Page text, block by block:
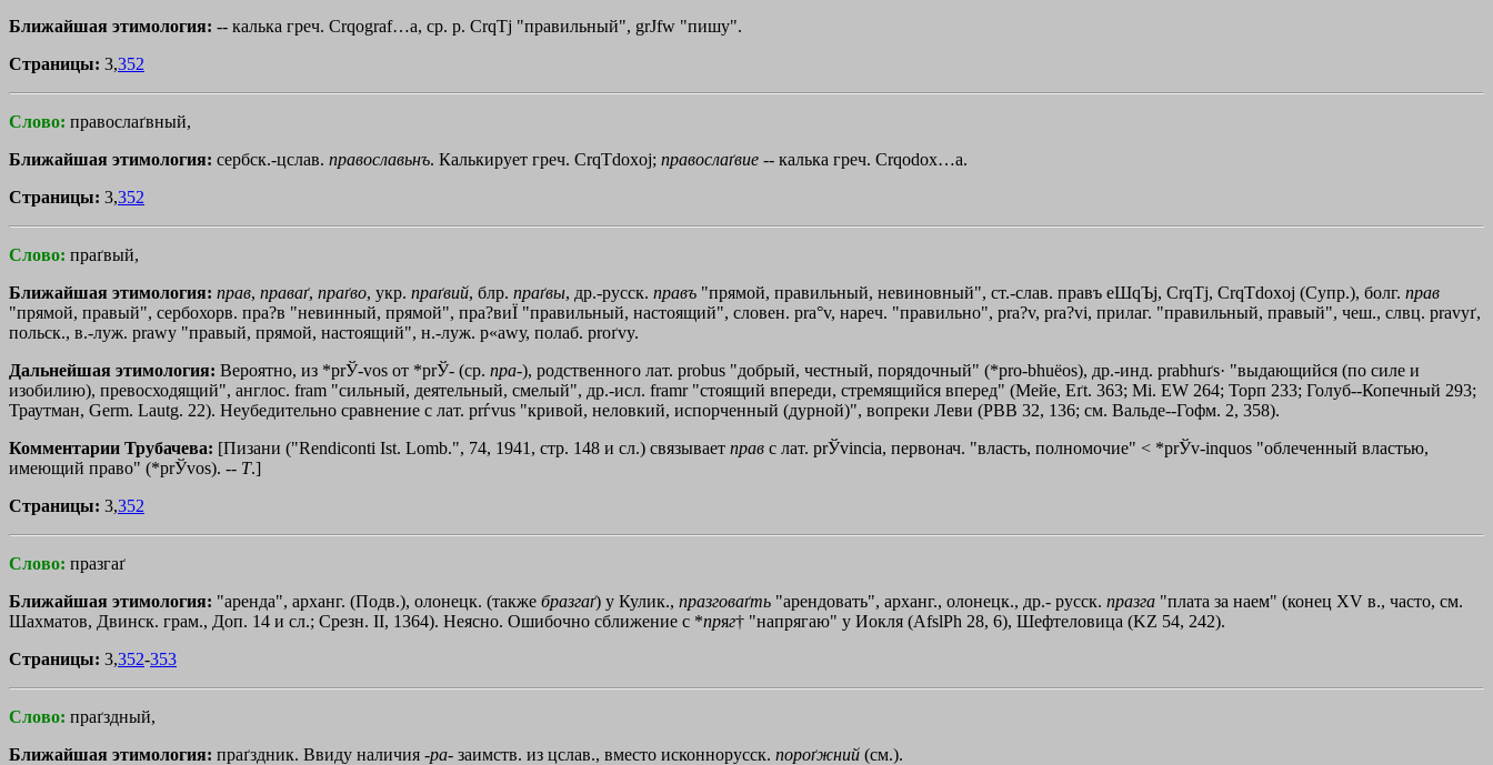
Ближайшая этимология: -- калька греч. Сrqograf…a, ср. р. СrqТj "правильный", grЈfw "пишу".
Страницы: 3,352
Слово: правослаґвный,
Ближайшая этимология: сербск.-цслав. православьнъ. Калькирует греч. СrqТdoxoj; правослаґвие -- калька греч. Сrqodox…a.
Страницы: 3,352
Слово: праґвый,
Ближайшая этимология: прав, праваґ, праґво, укр. праґвий, блр. праґвы, др.-русск. правъ "прямой, правильный, невиновный", ст.-слав. правъ eШqЪj, СrqТj, СrqТdoxoj (Супр.), болг. прав
"прямой, правый", сербохорв. пра?в "невинный, прямой", пра?виЇ "правильный, настоящий", словен. pra°v, нареч. "правильно", рrа?v, pra?vi, прилаг. "правильный, правый", чеш., слвц. pravyґ,
польск., в.-луж. рrаwу "правый, прямой, настоящий", н.-луж. р«аwу, полаб. proґvy.
Дальнейшая этимология: Вероятно, из *рrЎ-vоs от *рrЎ- (ср. пра-), родственного лат. probus "добрый, честный, порядочный" (*pro-bhuёos), др.-инд. prabhuґs· "выдающийся (по силе и
изобилию), превосходящий", англос. fram "сильный, деятельный, смелый", др.-исл. framr "стоящий впереди, стремящийся вперед" (Мейе, Eґt. 363; Мi. ЕW 264; Торп 233; Голуб--Копечный 293;
Траутман, Germ. Lautg. 22). Неубедительно сравнение с лат. prѓvus "кривой, неловкий, испорченный (дурной)", вопреки Леви (РВВ 32, 136; см. Вальде--Гофм. 2, 358).
Комментарии Трубачева: [Пизани ("Rendiconti Ist. Lomb.", 74, 1941, стр. 148 и сл.) связывает прав с лат. prЎvincia, первонач. "власть, полномочие" < *prЎv-inquos "облеченный властью,
имеющий право" (*prЎvos). -- Т.]
Страницы: 3,352
Слово: празгаґ
Ближайшая этимология: "аренда", арханг. (Подв.), олонецк. (также бразгаґ) у Кулик., празговаґть "арендовать", арханг., олонецк., др.- русск. празга "плата за наем" (конец ХV в., часто, см.
Шахматов, Двинск. грам., Доп. 14 и сл.; Срезн. II, 1364). Неясно. Ошибочно сближение с *пряг† "напрягаю" у Иокля (AfslPh 28, 6), Шефтеловица (KZ 54, 242).
Страницы: 3,352-353
Слово: праґздный,
Ближайшая этимология: праґздник. Ввиду наличия -ра- заимств. из цслав., вместо исконнорусск. пороґжний (см.).